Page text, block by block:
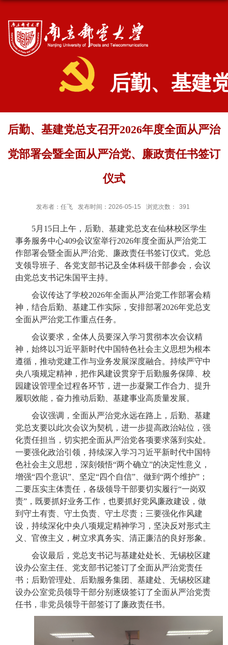
后勤、基建
后勤、基建党总支召开2026年度全面从严治
党部署会暨全面从严治党、廉政责任书签订
仪式
发布者：任飞 发布时间：2026-05-15 浏览次数： 391
5月 15日上午，后勤、基建党总支在仙林校区学生
事务服务中心409会议室举行2026年度全面从严治党工
作部署会暨全面从严治党、廉政责任书签订仪式。党总
支领导班子、各党支部书记及全体科级干部参会，会议
由党总支书记朱国平主持。
会议传达了学校2026年全面从严治党工作部署会精
神，结合后勤、基建工作实际，安排部署2026年党总支
全面从严治党工作重点任务。
会议要求，全体人员要深入学习贯彻本次会议精
神，始终以习近平新时代中国特色社会主义思想为根本
遵循，推动党建工作与业务发展深度融合。持续严守中
央八项规定精神，把作风建设贯穿于后勤服务保障、校
园建设管理全过程各环节，进一步凝聚工作合力、提升
履职效能，奋力推动后勤
基建事业高质量发展。
会议强调，全面从严治党永远在路上，后勤、基建
党总支要以此次会议为契机，进一步提高政治站位，强
化责任担当，切实把全面从严治党各项要求落到实处。
一要强化政治引领，持续深入学习习近平新时代中国特
色社会主义思想，深刻领悟“两个确立”的决定性意义，
增强“四个意识” 、坚定“四个自信” 、做到 “两个维护” ；
二要压实主体责任，各级领导干部要切实履行“一岗双
责” ，既要抓好业务工作，也要抓好党风廉政建设，做
到守土有责、守土负责、守土尽责；三要强化作风建
设，持续深化中央八项规定精神学习，坚决反对形式主
义、官僚主义，树立求真务实、清正廉洁的良好形象。
会议最后， 党总支书记与基建处处长、无锡校区建
设办公室主任、党支部书记签订了全面从严治党责任
书；后勤管理处、后勤服务集团、基建处、无锡校区建
设办公室党员领导干部分别逐级签订了全面从严治党责
任书，非党员领导干部签订了廉政责任书。